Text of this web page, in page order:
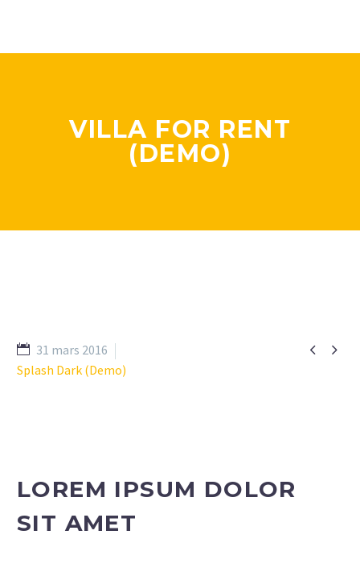
VILLA FOR RENT
(DEMO)
 
31 mars 2016
Splash Dark (Demo)
LOREM IPSUM DOLOR
SIT AMET